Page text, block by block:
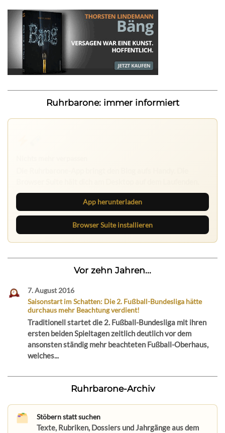
Ruhrbarone: immer informiert
App herunterladen
Browser Suite installieren
Vor zehn Jahren...
7. August 2016
Saisonstart im Schatten: Die 2. Fußball-Bundesliga hätte
durchaus mehr Beachtung verdient!
Traditionell startet die 2. Fußball-Bundesliga mit ihren
ersten beiden Spieltagen zeitlich deutlich vor dem
ansonsten ständig mehr beachteten Fußball-Oberhaus,
welches...
Ruhrbarone-Archiv
Stöbern statt suchen
Texte, Rubriken, Dossiers und Jahrgänge aus dem